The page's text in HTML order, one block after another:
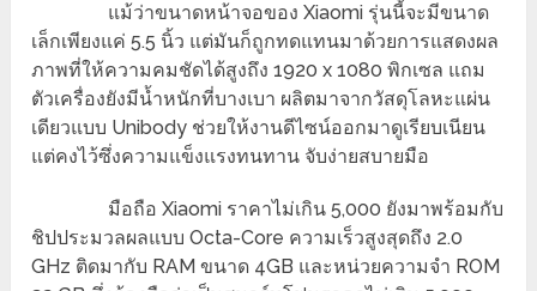
แม้ว่าขนาดหน้าจอของ Xiaomi รุ่นนี้จะมีขนาด
เล็กเพียงแค่ 5.5 นิ้ว แต่มันก็ถูกทดแทนมาด้วยการแสดงผล
ภาพที่ให้ความคมชัดได้สูงถึง 1920 x 1080 พิกเซล แถม
ตัวเครื่องยังมีน้ำหนักที่บางเบา ผลิตมาจากวัสดุโลหะแผ่น
เดียวแบบ Unibody ช่วยให้งานดีไซน์ออกมาดูเรียบเนียน
แต่คงไว้ซึ่งความแข็งแรงทนทาน จับง่ายสบายมือ
มือถือ Xiaomi ราคาไม่เกิน 5,000 ยังมาพร้อมกับ
ชิปประมวลผลแบบ Octa-Core ความเร็วสูงสุดถึง 2.0
GHz ติดมากับ RAM ขนาด 4GB และหน่วยความจำ ROM